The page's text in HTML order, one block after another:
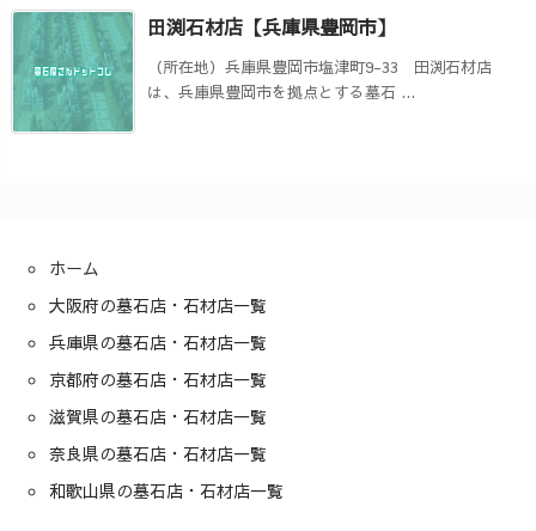
田渕石材店【兵庫県豊岡市】
（所在地）兵庫県豊岡市塩津町9-33 田渕石材店
は、兵庫県豊岡市を拠点とする墓石 ...
ホーム
大阪府の墓石店・石材店一覧
兵庫県の墓石店・石材店一覧
京都府の墓石店・石材店一覧
滋賀県の墓石店・石材店一覧
奈良県の墓石店・石材店一覧
和歌山県の墓石店・石材店一覧